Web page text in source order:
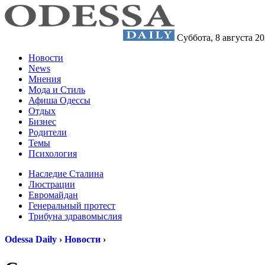
Суббота, 8 августа
Новости
News
Мнения
Мода и Стиль
Афиша Одессы
Отдых
Бизнес
Родители
Темы
Психология
Наследие Сталина
Люстрации
Евромайдан
Генеральный протест
Трибуна здравомыслия
Odessa Daily › Новости ›